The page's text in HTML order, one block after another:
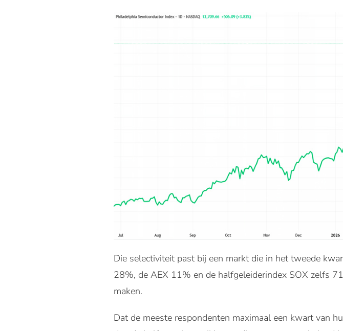
Die selectiviteit past bij een markt die in het tweede
28%, de AEX 11% en de halfgeleiderindex SOX zelfs
maken.
Dat de meeste respondenten maximaal een kwart van